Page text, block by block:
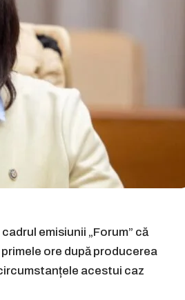
emisiunii „Forum” că
ore după producerea
acestui caz